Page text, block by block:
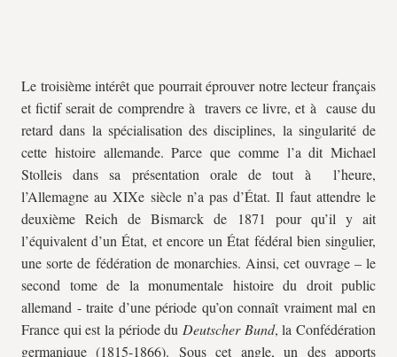
Le troisième intérêt que pourrait éprouver notre lecteur français
et fictif serait de comprendre à travers ce livre, et à cause du
retard dans la spécialisation des disciplines, la singularité de
cette histoire allemande. Parce que comme l’a dit Michael
Stolleis dans sa présentation orale de tout à l’heure,
l’Allemagne au XIXe siècle n’a pas d’État. Il faut attendre le
deuxième Reich de Bismarck de 1871 pour qu’il y ait
l’équivalent d’un État, et encore un État fédéral bien singulier,
une sorte de fédération de monarchies. Ainsi, cet ouvrage – le
second tome de la monumentale histoire du droit public
allemand - traite d’une période qu’on connaît vraiment mal en
France qui est la période du Deutscher Bund, la Confédération
germanique (1815-1866). Sous cet angle, un des apports